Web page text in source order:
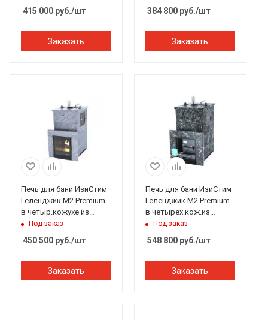
закр.верх вход с тыла
415 000 руб./шт
Заказать
справа под ГГУ
384 800руб./шт
Заказать
Печь для бани ИзиСтим
Геленджик М2 Premium
в четыр.кожухе из
талькохлорита
откр.верх бок.вход
справа
Под заказ
450 500 руб./шт
Заказать
Печь для бани ИзиСтим
Геленджик М2 Premium
в четырех.кож.из
пироксин.вых.спр.
закр.верх с ГГУ.футер
Под заказ
548 800руб./шт
Заказать